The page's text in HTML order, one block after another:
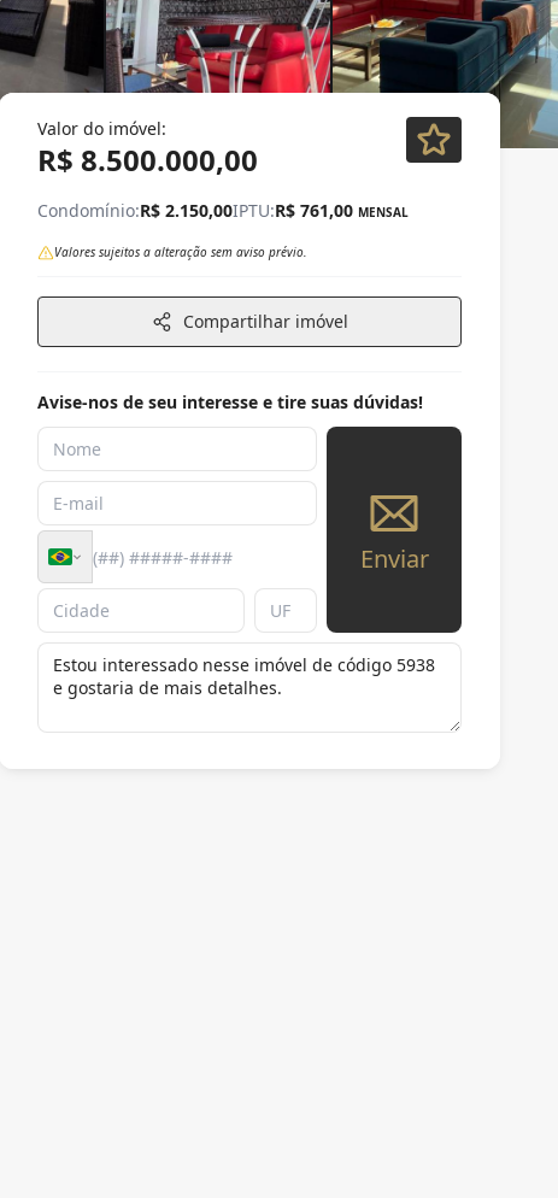
Valor do imóvel:
R$ 8.500.000,00
Condomínio:R$ 2.150,00IPTU:R$ 761,00 MENSAL
Valores sujeitos a alteração sem aviso prévio.
Compartilhar imóvel
Avise-nos de seu interesse e tire suas dúvidas!
Enviar